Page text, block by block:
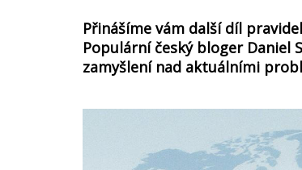
Přinášíme vám další díl
Populární český bloger Daniel
zamyšlení nad aktuálními